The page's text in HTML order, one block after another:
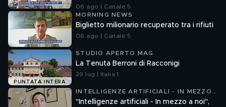
06 ago | Canale 5
MORNING NEWS
Biglietto milionario recuperato tra i rifiuti
06 ago | Canale 5
PUNTATA INTERA
STUDIO APERTO MAG
La Tenuta Berroni di Racconigi
29 lug | Italia 1
INTELLIGENZE ARTIFICIALI - IN MEZZO
A NOI
"Intelligenze artificiali - In mezzo a noi",